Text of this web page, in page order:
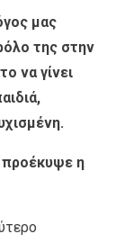
μας
της στην
να γίνει
προέκυψε η